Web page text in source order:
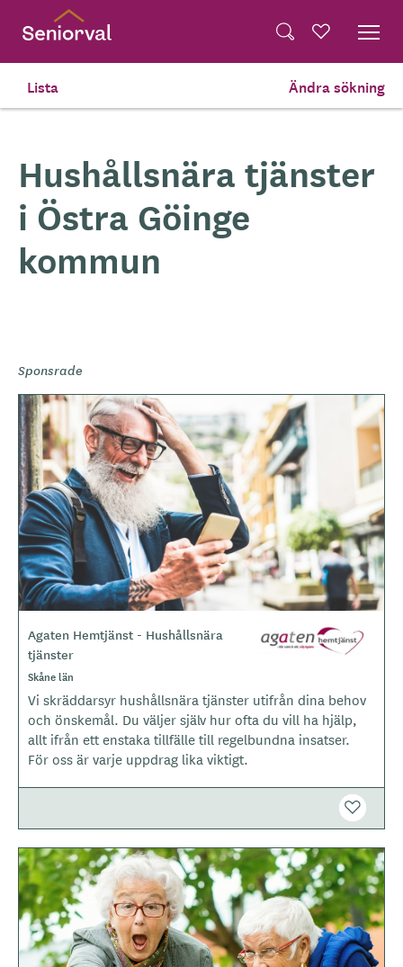
Hem
Hushållsnära tjänster
i Östra Göinge
kommun
Lista Ändra sökning
Sponsrade
B
i
l
d
e
r
o
t
y
Agaten Hemtjänst - Hushållsnära
tjänster
Skåne län
Vi skräddarsyr hushållsnära tjänster utifrån dina behov
och önskemål. Du väljer själv hur ofta du vill ha hjälp,
allt ifrån ett enstaka tillfälle till regelbundna insatser.
För oss är varje uppdrag lika viktigt.
B
i
l
d
r
Translate